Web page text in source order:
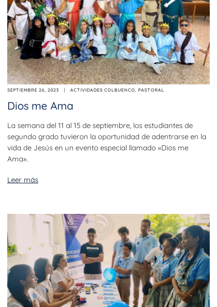
SEPTIEMBRE 26, 2023 ACTIVIDADES COLBUENCO PASTORAL
Dios me Ama
La semana del 11 al 15 de septiembre, los estudiantes de
segundo grado tuvieron la oportunidad de adentrarse en la
vida de Jesús en un evento especial llamado «Dios me
Ama».
Leer más